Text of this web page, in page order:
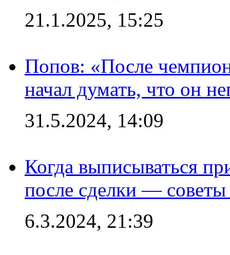
21.1.2025, 15:25
Попов: «После
начал думать, что он
31.5.2024, 14:09
Когда выписываться
после сделки —
6.3.2024, 21:39